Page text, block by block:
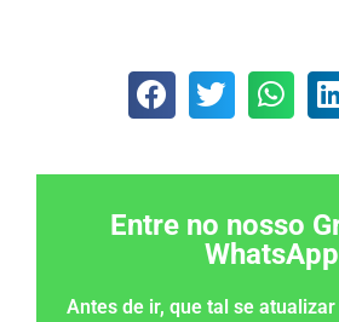
Entre no nosso
WhatsApp
Antes de ir, que tal se